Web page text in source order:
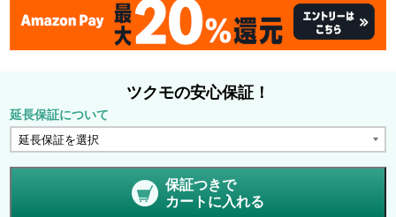
ツクモの安心保証！
延長保証について
保証つきで
カートに入れる